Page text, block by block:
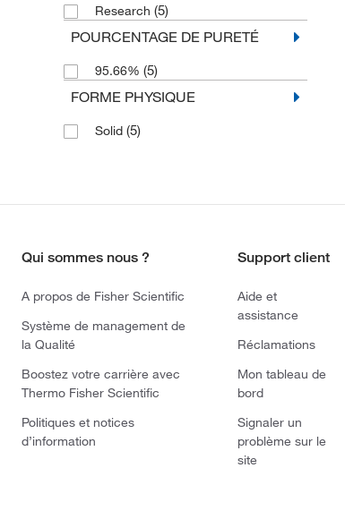
Research (5)
POURCENTAGE DE PURETÉ
95.66% (5)
FORME PHYSIQUE
Solid (5)
Qui sommes nous ?
A propos de Fisher Scientific
Système de management de
la Qualité
Boostez votre carrière avec
Thermo Fisher Scientific
Politiques et notices
d’information
Support client
Aide et
assistance
Réclamations
Mon tableau de
bord
Signaler un
problème sur le
site